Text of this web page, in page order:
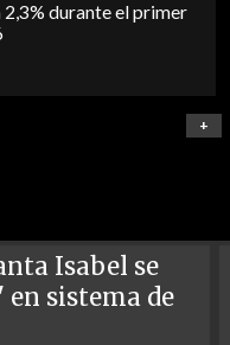
durante el primer
+
Isabel se
sistema de